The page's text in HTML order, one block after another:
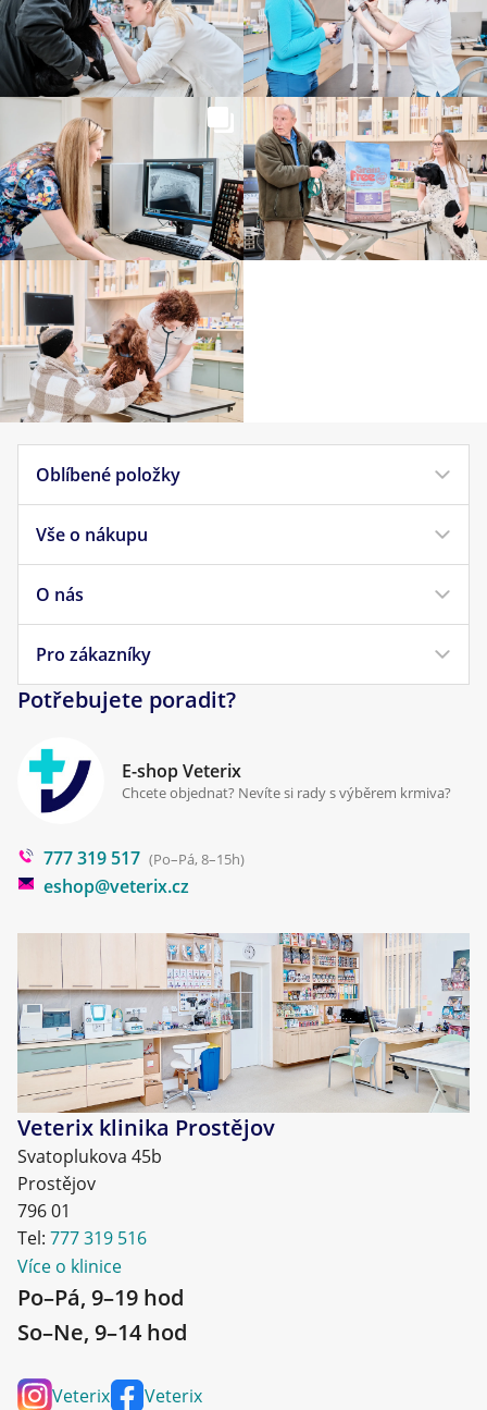
Oblíbené položky
Krmivo pro psy
Krmivo pro kočky
Veterinární diety
Pamlsky pro psy
Vše o nákupu
Doprava a platba
Obchodní podmínky
Reklamace a vrácení
Cookies a podmínky používání
O nás
Náš příběh
Pro zákazníky
Klinika Prostějov
Poradna
Blog
Potřebujete poradit?
E-shop Veterix
Chcete objednat? Nevíte si rady s výběrem krmiva?
777 319 517 (Po–Pá, 8–15h)
eshop@veterix.cz
Veterix klinika Prostějov
Svatoplukova 45b
Prostějov
796 01
Tel: 777 319 516
Více o klinice
Po–Pá, 9–19 hod
So–Ne, 9–14 hod
Veterix Veterix